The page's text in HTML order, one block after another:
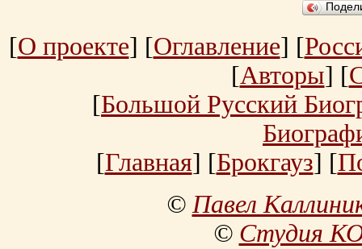
[О проекте] [Оглавление] [
[Авторы] [
[Большой Русский
[Главная] [Брокгауз] [
©Павел
© Студия